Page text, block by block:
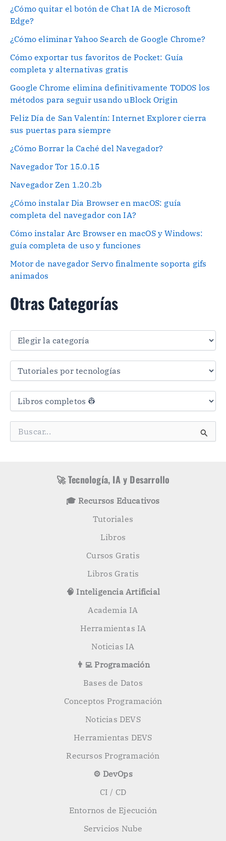
¿Cómo quitar el botón de Chat IA de Microsoft
Edge?
¿Cómo eliminar Yahoo Search de Google Chrome?
Cómo exportar tus favoritos de Pocket: Guía
completa y alternativas gratis
Google Chrome elimina definitivamente TODOS los
métodos para seguir usando uBlock Origin
Feliz Día de San Valentín: Internet Explorer cierra
sus puertas para siempre
¿Cómo Borrar la Caché del Navegador?
Navegador Tor 15.0.15
Navegador Zen 1.20.2b
¿Cómo instalar Dia Browser en macOS: guía
completa del navegador con IA?
Cómo instalar Arc Browser en macOS y Windows:
guía completa de uso y funciones
Motor de navegador Servo finalmente soporta gifs
animados
Otras Categorías
O
a
a
🚀 Tecnología, IA y Desarrollo
🎓 Recursos Educativos
Tutoriales
Libros
Cursos Gratis
Libros Gratis
🧠 Inteligencia Artificial
Academia IA
Herramientas IA
Noticias IA
👨‍💻 Programación
Bases de Datos
Conceptos Programación
Noticias DEVS
Herramientas DEVS
Recursos Programación
⚙️ DevOps
CI / CD
Entornos de Ejecución
Servicios Nube